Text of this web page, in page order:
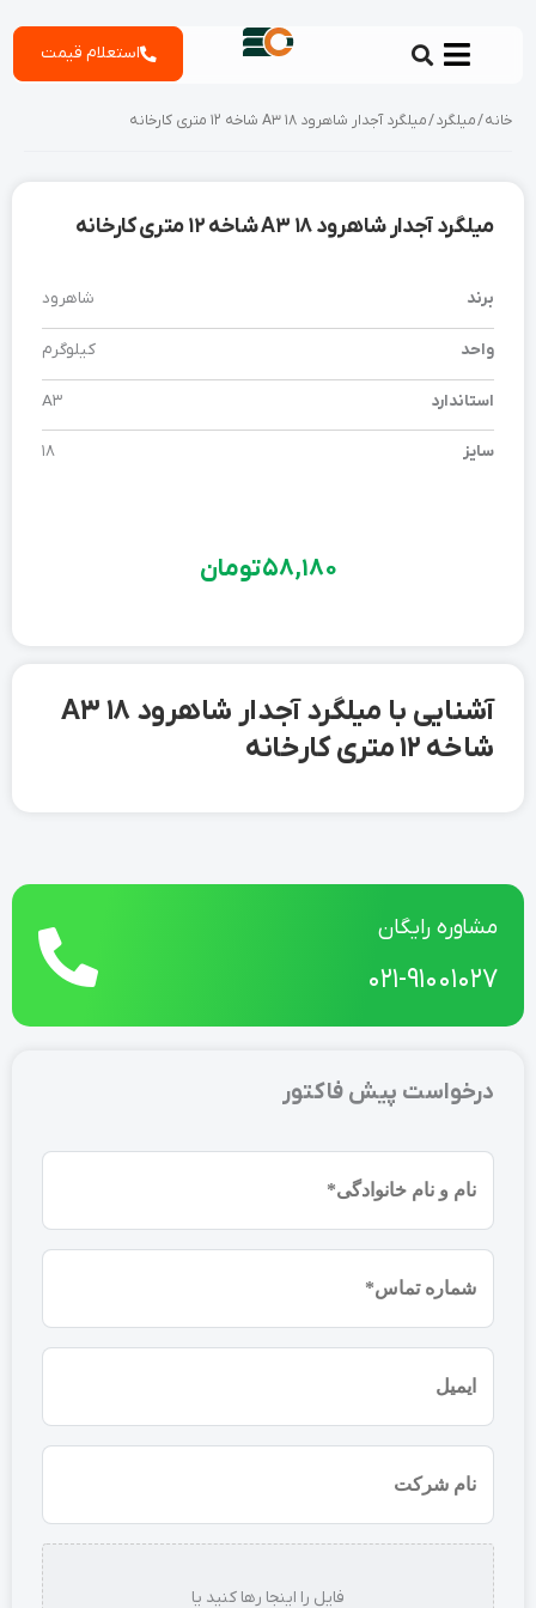
استعلام قیمت
مشاوره رایگان
021-91001027
درخواست پیش فاکتور
نام
(ضروری)
موبایل
(ضروری)
شرکت
استعلام
فایل را اینجا رها کنید یا
خانه/میلگرد/ میلگرد آجدار شاهرود 18 A3 شاخه 12 متری کارخانه
میلگرد آجدار شاهرود 18 A3 شاخه 12 متری کارخانه
برند شاهرود
واحد کیلوگرم
استاندارد A3
سایز 18
58,180تومان
آشنایی با میلگرد آجدار شاهرود 18 A3
شاخه 12 متری کارخانه